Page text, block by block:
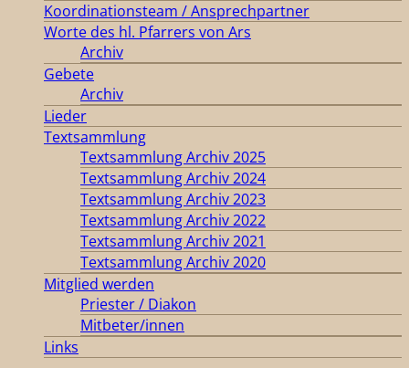
Koordinationsteam / Ansprechpartner
Worte des hl. Pfarrers von Ars
Archiv
Gebete
Archiv
Lieder
Textsammlung
Textsammlung Archiv 2025
Textsammlung Archiv 2024
Textsammlung Archiv 2023
Textsammlung Archiv 2022
Textsammlung Archiv 2021
Textsammlung Archiv 2020
Mitglied werden
Priester / Diakon
Mitbeter/innen
Links